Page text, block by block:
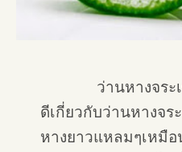
ว่านหางจระเข้
ดีเกี่ยวกับว่านหางจ
หางยาวแหลมๆเหมื